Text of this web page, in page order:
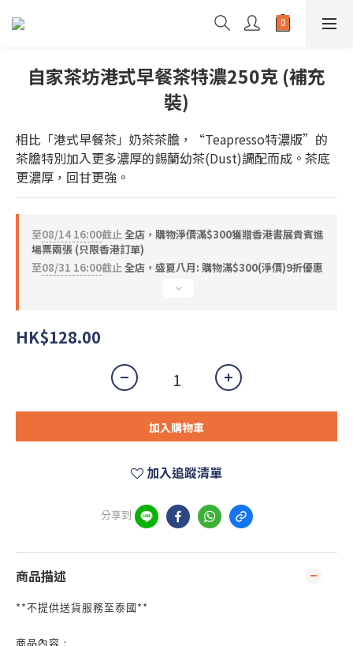
自家茶坊港式早餐茶特濃250克 (補充
裝)
相比「港式早餐茶」奶茶茶膽，“Teapresso特濃版”的
茶膽特別加入更多濃厚的錫蘭幼茶(Dust)調配而成。茶底
更濃厚，回甘更強。
至08/14 16:00截止全店，購物淨價滿$300獲贈香港書展貴賓進
場票兩張 (只限香港訂單)
至08/31 16:00截止全店，盛夏八月: 購物滿$300(淨價)9折優惠
HK$128.00
加入購物車
加入追蹤清單
分享到
商品描述
**不提供送貨服務至泰國 **
商品內容 ：